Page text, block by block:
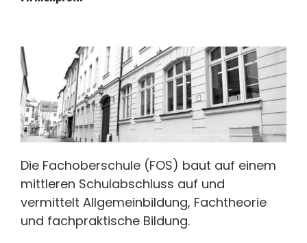
Die Fachoberschule (FOS) baut auf einem
mittleren Schulabschluss auf und
vermittelt Allgemeinbildung, Fachtheorie
und fachpraktische Bildung.